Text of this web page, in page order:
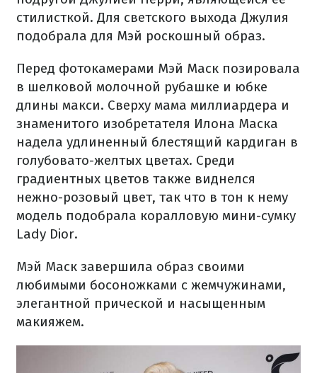
стилисткой. Для светского выхода Джулия
подобрала для Мэй роскошный образ.
Перед фотокамерами Мэй Маск позировала
в шелковой молочной рубашке и юбке
длины макси. Сверху мама миллиардера и
знаменитого изобретателя Илона Маска
надела удлиненный блестящий кардиган в
голубовато-желтых цветах. Среди
градиентных цветов также виднелся
нежно-розовый цвет, так что в тон к нему
модель подобрала коралловую мини-сумку
Lady Dior.
Мэй Маск завершила образ своими
любимыми босоножками с жемчужинами,
элегантной прической и насыщенным
макияжем.